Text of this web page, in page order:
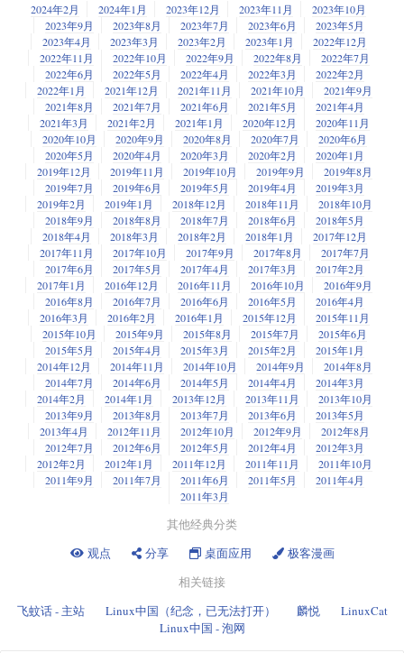
2024年2月 2024年1月 2023年12月 2023年11月
2023年10月
2023年9月
2023年8月 2023年7月 2023年6月
2023年5月
2023年4月
2023年3月 2023年2月 2023年1月
2022年12月
2022年11月
2022年10月 2022年9月 2022年8月
2022年7月
2022年6月
2022年5月 2022年4月 2022年3月
2022年2月
2022年1月
2021年12月 2021年11月 2021年10月
2021年9月
2021年8月
2021年7月 2021年6月 2021年5月
2021年4月
2021年3月
2021年2月 2021年1月 2020年12月
2020年11月
2020年10月
2020年9月 2020年8月 2020年7月
2020年6月
2020年5月
2020年4月 2020年3月 2020年2月
2020年1月
2019年12月
2019年11月 2019年10月 2019年9月
2019年8月
2019年7月
2019年6月 2019年5月 2019年4月
2019年3月
2019年2月
2019年1月 2018年12月 2018年11月
2018年10月
2018年9月
2018年8月 2018年7月 2018年6月
2018年5月
2018年4月
2018年3月 2018年2月 2018年1月
2017年12月
2017年11月
2017年10月 2017年9月 2017年8月
2017年7月
2017年6月
2017年5月 2017年4月 2017年3月
2017年2月
2017年1月
2016年12月 2016年11月 2016年10月
2016年9月
2016年8月
2016年7月 2016年6月 2016年5月
2016年4月
2016年3月
2016年2月 2016年1月 2015年12月
2015年11月
2015年10月
2015年9月 2015年8月 2015年7月
2015年6月
2015年5月
2015年4月 2015年3月 2015年2月
2015年1月
2014年12月
2014年11月 2014年10月 2014年9月
2014年8月
2014年7月
2014年6月 2014年5月 2014年4月
2014年3月
2014年2月
2014年1月 2013年12月 2013年11月
2013年10月
2013年9月
2013年8月 2013年7月 2013年6月
2013年5月
2013年4月
2012年11月 2012年10月 2012年9月
2012年8月
2012年7月
2012年6月 2012年5月 2012年4月
2012年3月
2012年2月
2012年1月 2011年12月 2011年11月
2011年10月
2011年9月
2011年7月 2011年6月 2011年5月
2011年4月
2011年3月
其他经典分类
观点
分享 桌面应用
极客漫画
相关链接
飞蚊话 - 主站
Linux中国（纪念，已无法打开） 麟悦
LinuxCat
Linux中国 - 泡网